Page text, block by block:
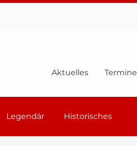
Aktuelles Termine
Legendär Historisches